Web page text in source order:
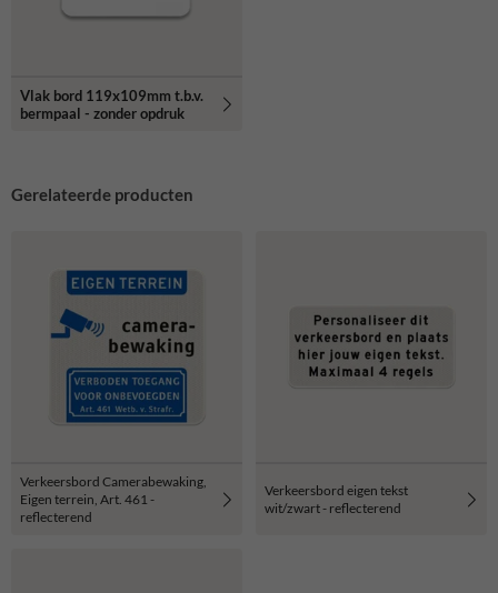
Vlak bord 119x109mm t.b.v.
bermpaal - zonder opdruk
Gerelateerde producten
Verkeersbord Camerabewaking,
Eigen terrein, Art. 461 -
reflecterend
Verkeersbord eigen tekst
wit/zwart - reflecterend